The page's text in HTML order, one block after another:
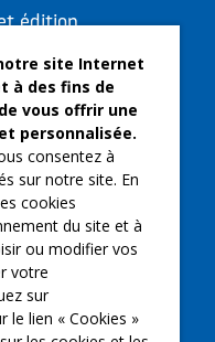
édition
auteurs
?
site Internet
à des fins de
vous offrir une
personnalisée.
consentez à
sur notre site. En
cookies
du site et à
ou modifier vos
votre
sur
le lien « Cookies »